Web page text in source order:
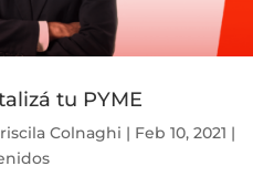
tu PYME
Colnaghi | Feb 10, 2021 |